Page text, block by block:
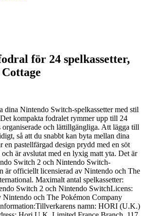
för 24 spelkassetter,
dina Nintendo Switch-spelkassetter med stil
kompakta fodralet rymmer upp till 24
organiserade och lättillgängliga. Att lägga till
så att du snabbt kan byta mellan dina
en pastellfärgad design prydd med en söt
är avslutat med en lyxig matt yta. Det är
Switch 2 och Nintendo Switch-
är officiellt licensierad av Nintendo och The
Maximalt antal spelkassetter:
Switch 2 och Nintendo SwitchLicens:
och The Pokémon Company
namn: HORI (U.K.)